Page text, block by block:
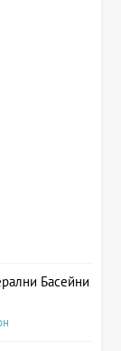
Басейни